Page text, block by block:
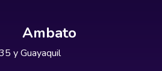
Ambato
y Guayaquil